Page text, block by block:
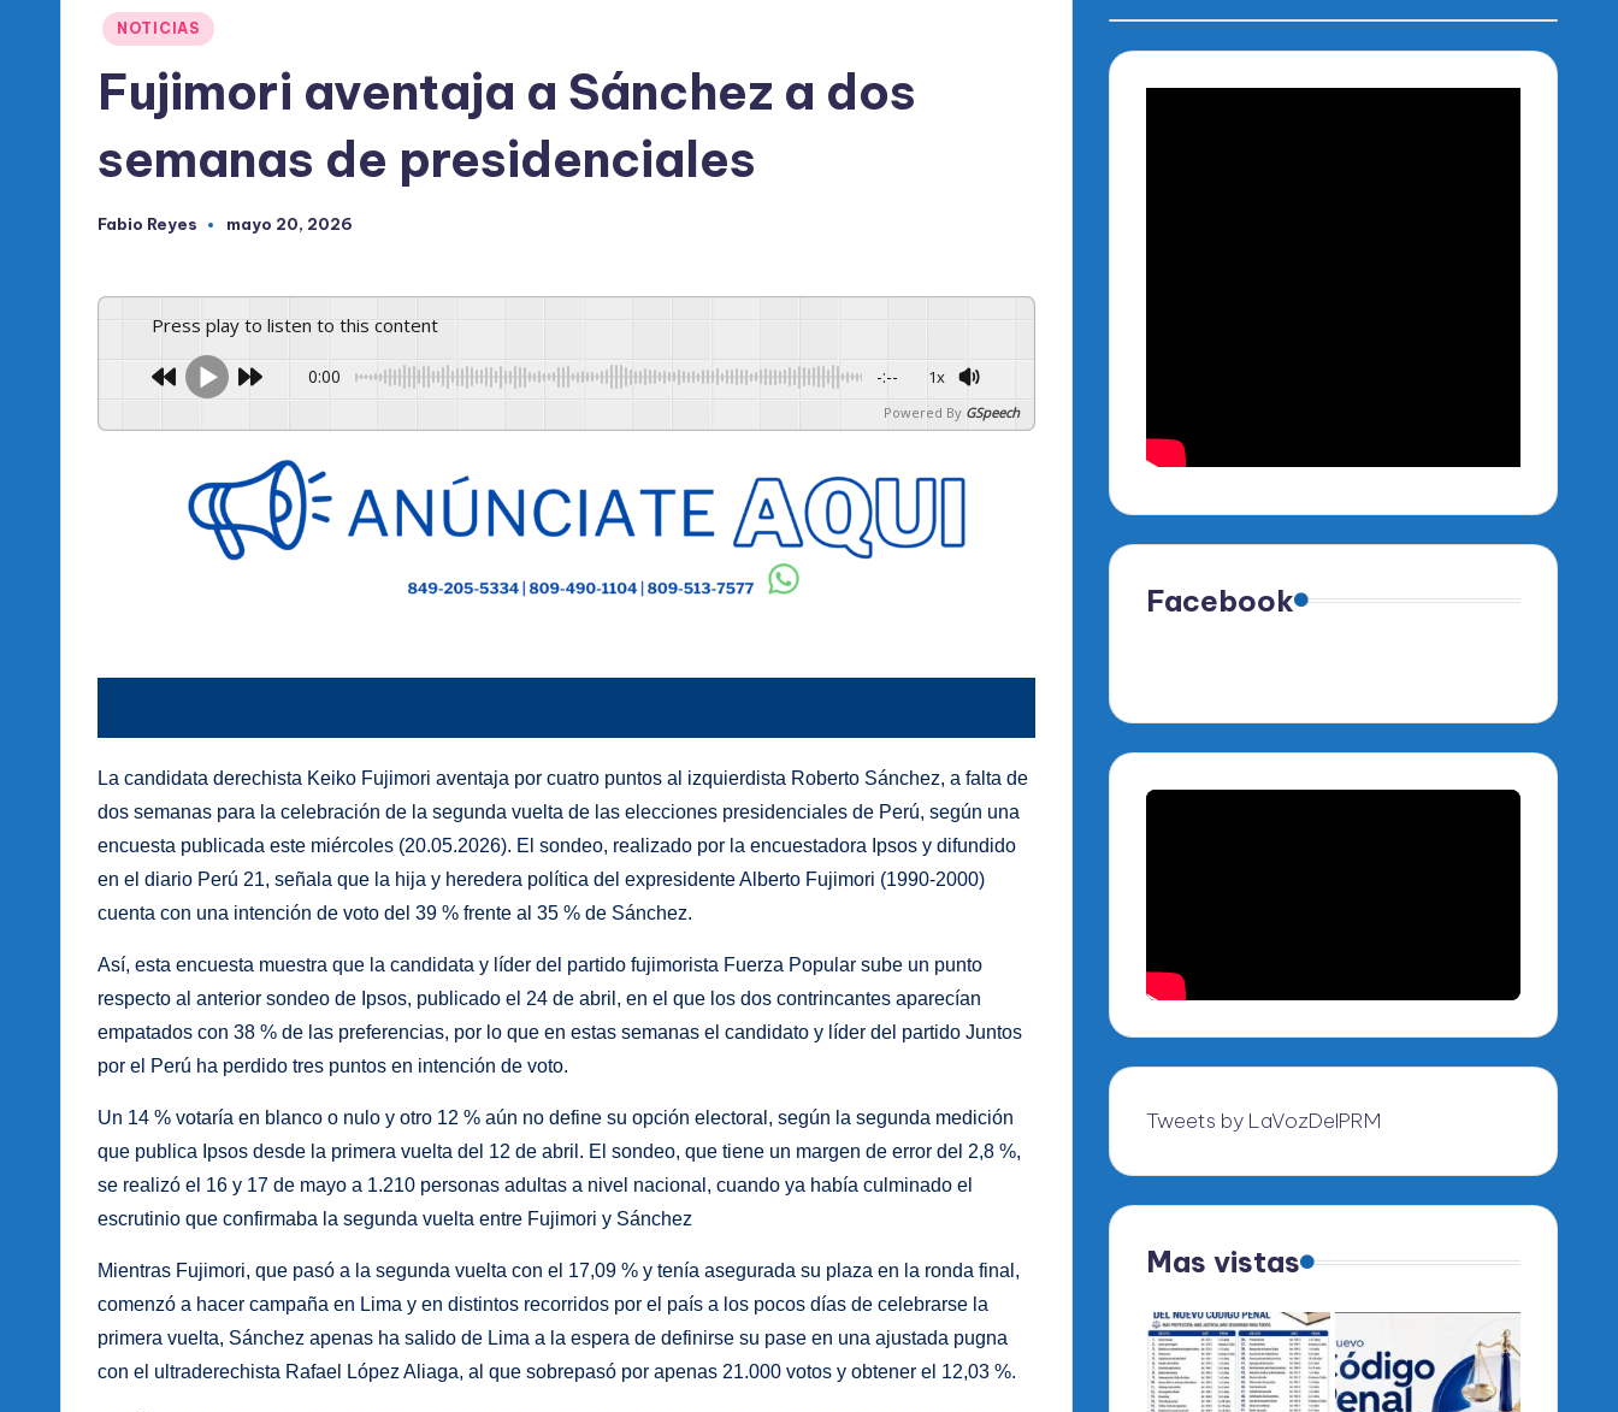
M
Publicado
NOTICIAS
Fujimori aventaja a Sánchez a dos
semanas de presidenciales
Publicado
Fabio Reyes mayo 20, 2026
Press play to listen to this content
0:00 -:-- 1x
Powered By GSpeech
La candidata derechista Keiko Fujimori aventaja por cuatro puntos al izquierdista Roberto Sánchez, a falta de
dos semanas para la celebración de la segunda vuelta de las elecciones presidenciales de Perú, según una
encuesta publicada este miércoles (20.05.2026). El sondeo, realizado por la encuestadora Ipsos y difundido
en el diario Perú 21, señala que la hija y heredera política del expresidente Alberto Fujimori (1990-2000)
cuenta con una intención de voto del 39 % frente al 35 % de Sánchez.
Así, esta encuesta muestra que la candidata y líder del partido fujimorista Fuerza Popular sube un punto
respecto al anterior sondeo de Ipsos, publicado el 24 de abril, en el que los dos contrincantes aparecían
empatados con 38 % de las preferencias, por lo que en estas semanas el candidato y líder del partido Juntos
por el Perú ha perdido tres puntos en intención de voto.
Un 14 % votaría en blanco o nulo y otro 12 % aún no define su opción electoral, según la segunda medición
que publica Ipsos desde la primera vuelta del 12 de abril. El sondeo, que tiene un margen de error del 2,8 %,
se realizó el 16 y 17 de mayo a 1.210 personas adultas a nivel nacional, cuando ya había culminado el
escrutinio que confirmaba la segunda vuelta entre Fujimori y Sánchez
Mientras Fujimori, que pasó a la segunda vuelta con el 17,09 % y tenía asegurada su plaza en la ronda final,
comenzó a hacer campaña en Lima y en distintos recorridos por el país a los pocos días de celebrarse la
primera vuelta, Sánchez apenas ha salido de Lima a la espera de definirse su pase en una ajustada pugna
con el ultraderechista Rafael López Aliaga, al que sobrepasó por apenas 21.000 votos y obtener el 12,03 %.
Facebook
Tweets by LaVozDelPRM
Mas vistas